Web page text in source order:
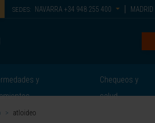
SEDES: NAVARRA +34 948 255 400 MADRID
y
Chequeos y
salud
> atloideo